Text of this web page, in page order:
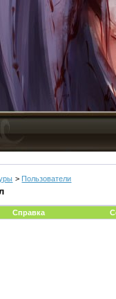
> Пользователи
Справка